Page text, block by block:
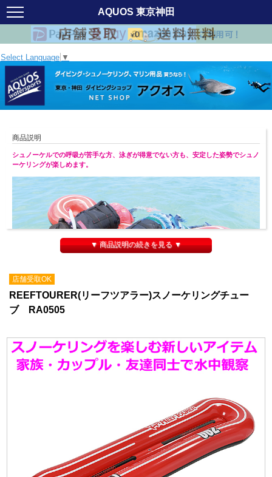
AQUOS 東京神田
Select Language ▼
商品説明
シュノーケルでの呼吸が苦手な方、泳ぎが得意でない方も、安定した姿勢でシュノ
ーケリングが楽しめます。
▼ 商品説明の続きを見る ▼
店舗受取OK
REEFTOURER(リーフツアラー)スノーケリングチュー
ブ RA0505